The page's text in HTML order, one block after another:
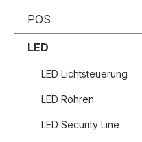
POS
LED
LED Lichtsteuerung
LED Röhren
LED Security Line